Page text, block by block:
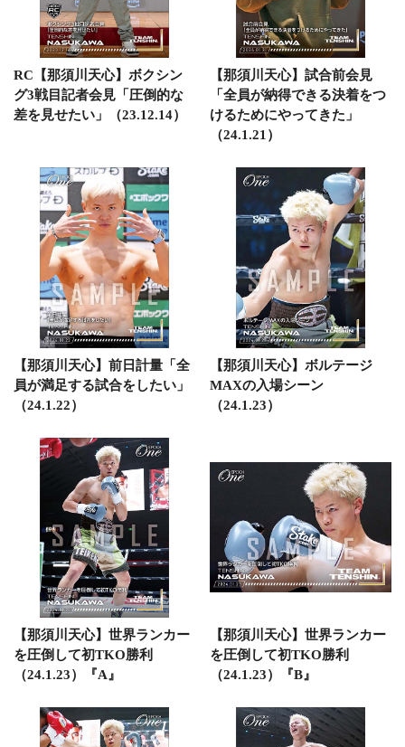
RC【那須川天心】ボクシン
グ3戦目記者会見「圧倒的な
差を見せたい」（23.12.14）
【那須川天心】試合前会見
「全員が納得できる決着をつ
けるためにやってきた」
（24.1.21）
【那須川天心】前日計量「全
員が満足する試合をしたい」
（24.1.22）
【那須川天心】ボルテージ
MAXの入場シーン
（24.1.23）
【那須川天心】世界ランカー
を圧倒して初TKO勝利
（24.1.23）『A』
【那須川天心】世界ランカー
を圧倒して初TKO勝利
（24.1.23）『B』